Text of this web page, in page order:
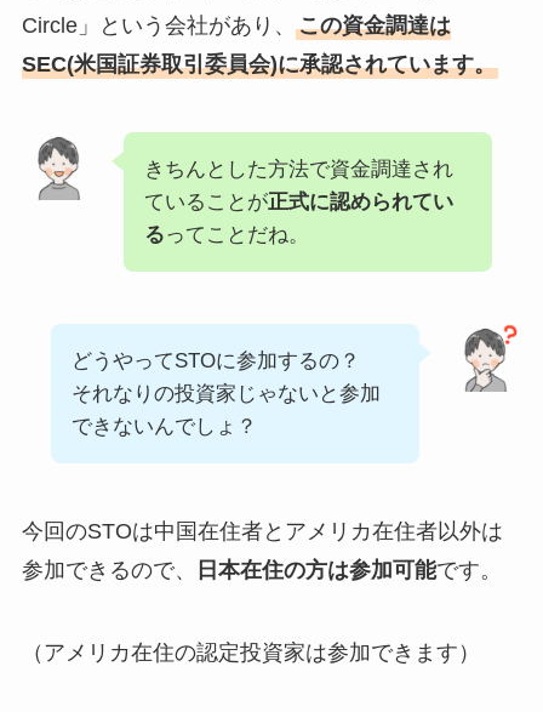
Circle」という会社があり、 この資金調達は
SEC(米国証券取引委員会)に承認されています。
きちんとした方法で資金調達され
ていることが正式に認められてい
るってことだね。
どうやってSTOに参加するの？
それなりの投資家じゃないと参加
できないんでしょ？
今回のSTOは中国在住者とアメリカ在住者以外は
参加できるので、
日本在住の方は参加可能です。
（アメリカ在住の認定投資家は参加できます）